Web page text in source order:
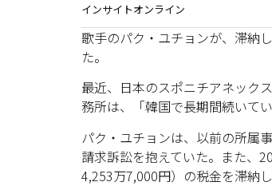
インサイトオンライン
歌手のパク・ユチョンが、滞納
た。
最近、日本のスポニチアネック
務所は、「韓国で長期間続いて
パク・ユチョンは、以前の所属
請求訴訟を抱えていた。また、
4,253万7,000円）の税金を滞納